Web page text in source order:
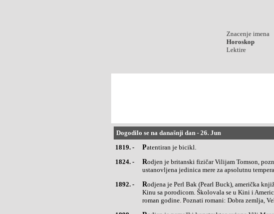
Znacenje imena
Horoskop
Lektire
Dogodilo se na današnji dan - 26. Jun
1819. -
Patentiran je bicikl.
1824. -
Rodjen je britanski fizičar Vilijam Tomson, poznatiji kao Lord Kelvin, (William Thomson) po kome je
ustanovljena jedinica mere za apsolutnu
1892. -
Rodjena je Perl Bak (Pearl Buck), američka književnica. Rodjena je u Americi ali je sa tri meseca otišla u
Kinu sa porodicom. Školovala se u Kini i
roman godine. Poznati romani: Dobra zemlja,